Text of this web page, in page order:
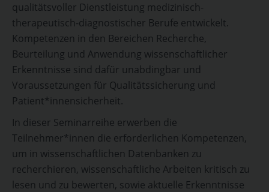
qualitätsvoller Dienstleistung medizinisch-
therapeutisch-diagnostischer Berufe entwickelt.
Kompetenzen in den Bereichen Recherche,
Beurteilung und Anwendung wissenschaftlicher
Erkenntnisse sind dafür unabdingbar und
Voraussetzungen für Qualitätssicherung und
Patient*innensicherheit.
In dieser Seminarreihe erwerben die
Teilnehmer*innen die erforderlichen Kompetenzen,
um in wissenschaftlichen Datenbanken zu
recherchieren, wissenschaftliche Arbeiten kritisch zu
lesen und zu bewerten, sowie aktuelle Erkenntnisse